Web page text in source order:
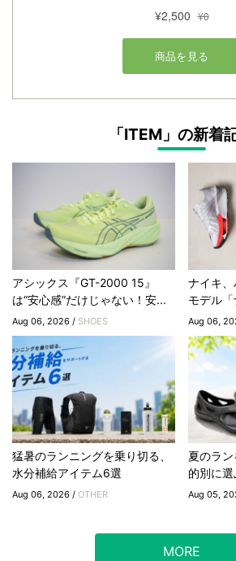
「ITEM」の新着
アシックス『GT-2000 15』
は“安心感”だけじゃない！安...
Aug 06, 2026 / SHOES
ナイキ
モデル
Aug 06,
猛暑のランニングを乗り切る、
水分補給アイテム6選
Aug 06, 2026 / OTHER
夏のラ
的別に選
Aug 05,
MORE